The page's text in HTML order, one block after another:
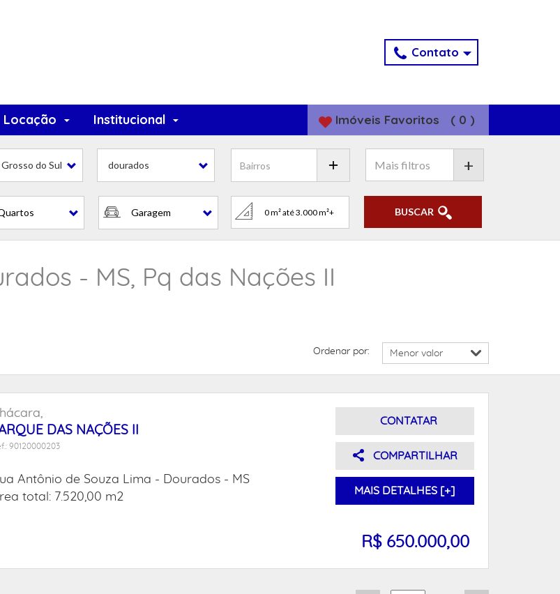
Contato
Locação Institucional Imóveis Favoritos ( 0 )
do Sul dourados
Garagem
+
BUSCAR
- MS, Pq das Nações II
Ordenar por:
DAS NAÇÕES II
90120000203
Antônio de Souza Lima - Dourados - MS
total: 7.520,00 m2
CONTATAR
COMPARTILHAR
MAIS DETALHES [+]
R$ 650.000,00